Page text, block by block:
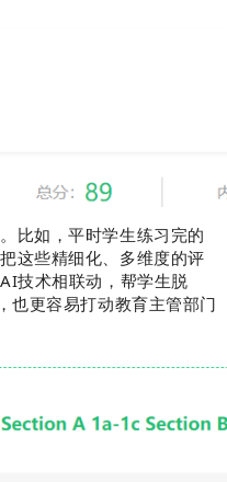
比如，平时学生练习完的
这些精细化、多维度的评
技术相联动，帮学生脱
也更容易打动教育主管部门